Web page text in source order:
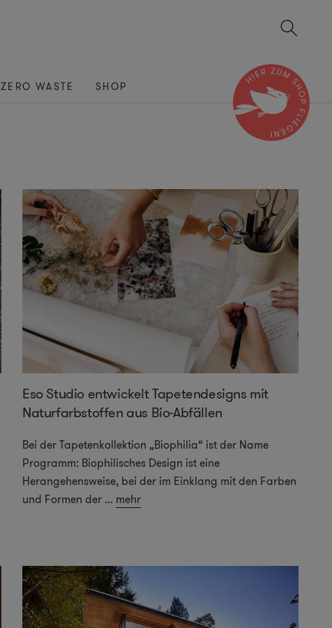
ZERO WASTE SHOP
Eso Studio entwickelt Tapetendesigns mit
Naturfarbstoffen aus Bio-Abfällen
Bei der Tapetenkollektion „Biophilia“ ist der Name
Programm: Biophilisches Design ist eine
Herangehensweise, bei der im Einklang mit den Farben
und Formen der ... mehr